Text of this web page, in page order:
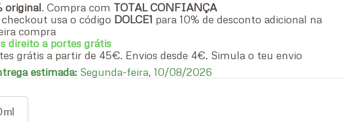
original. Compra com TOTAL CONFIANÇA
usa o código DOLCE1 para 10% de desconto adicional na
compra
direito a portes grátis
grátis a partir de 45€. Envios desde 4€. Simula o teu envio
estimada: Segunda-feira, 10/08/2026
ml